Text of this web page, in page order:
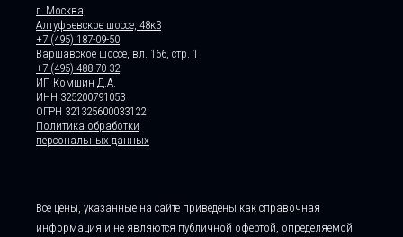
г. Москва,
Алтуфьевское шоссе, 48к3
+7 (495) 187-09-50
Варшавское шоссе, вл. 166, стр. 1
+7 (495) 488-70-32
ИП Комшин Д.А.
ИНН 325200791053
ОГРН 321325600033122
Политика обработки
персональных данных
Все цены, указанные на сайте приведены как справочная
информация и не являются публичной офертой, определяемой